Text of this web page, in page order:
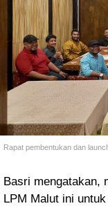
Rapat pembentukan dan
Basri mengatakan,
LPM Malut ini